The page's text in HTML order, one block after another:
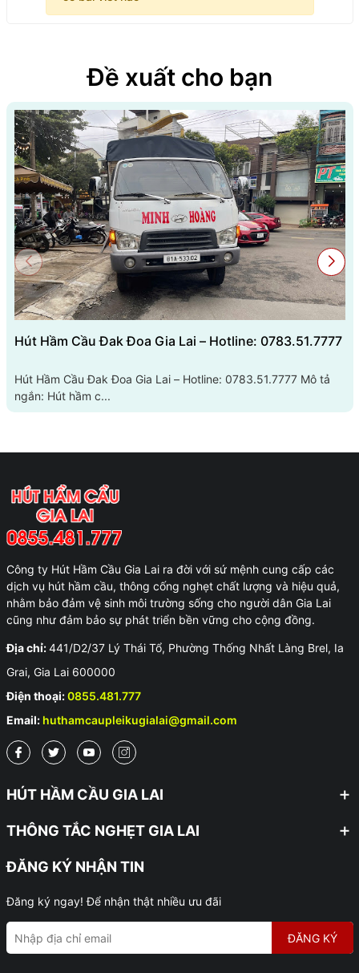
Đề xuất cho bạn
Hút Hầm Cầu Đak Đoa Gia Lai – Hotline: 0783.51.7777
Hút Hầm Cầu Đak Đoa Gia Lai – Hotline: 0783.51.7777 Mô tả
ngắn: Hút hầm c...
Công ty Hút Hầm Cầu Gia Lai ra đời với sứ mệnh cung cấp các
dịch vụ hút hầm cầu, thông cống nghẹt chất lượng và hiệu quả,
nhằm bảo đảm vệ sinh môi trường sống cho người dân Gia Lai
cũng như đảm bảo sự phát triển bền vững cho cộng đồng.
Địa chỉ:441/D2/37 Lý Thái Tổ, Phường Thống Nhất Làng Brel, Ia
Grai, Gia Lai 600000
Điện thoại:0855.481.777
Email: huthamcaupleikugialai@gmail.com
HÚT HẦM CẦU GIA LAI
THÔNG TẮC NGHẸT GIA LAI
ĐĂNG KÝ NHẬN TIN
Đăng ký ngay! Để nhận thật nhiều ưu đãi
ĐĂNG KÝ